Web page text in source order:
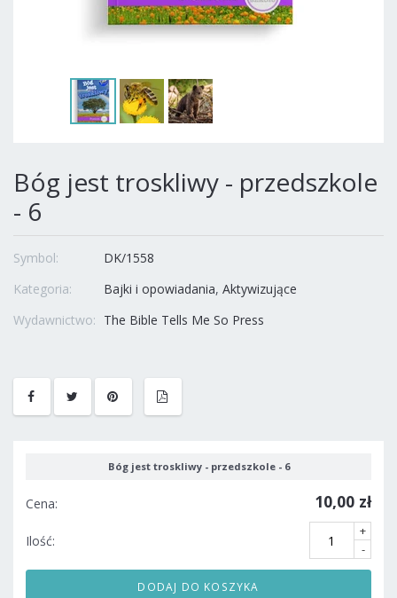
Bóg jest troskliwy - przedszkole
- 6
Symbol:
DK/1558
Kategoria:
Bajki i opowiadania Aktywizujące
Wydawnictwo: The Bible Tells Me So Press
Bóg jest troskliwy - przedszkole - 6
Cena: 10,00 zł
Ilość:
+
-
DODAJ DO KOSZYKA